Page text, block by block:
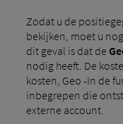
Zodat u de
bekijken, moet u
dit geval is dat de
nodig heeft. De
kosten, Geo -In de
inbegrepen die
externe account.